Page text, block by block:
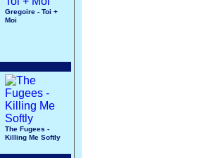
Gregoire - Toi +
Moi
The Fugees -
Killing Me Softly